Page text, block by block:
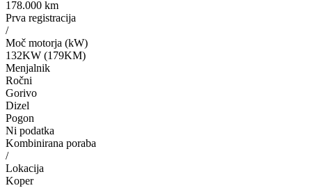
178.000 km
Prva registracija
/
Moč motorja (kW)
132KW (179KM)
Menjalnik
Ročni
Gorivo
Dizel
Pogon
Ni podatka
Kombinirana poraba
/
Lokacija
Koper